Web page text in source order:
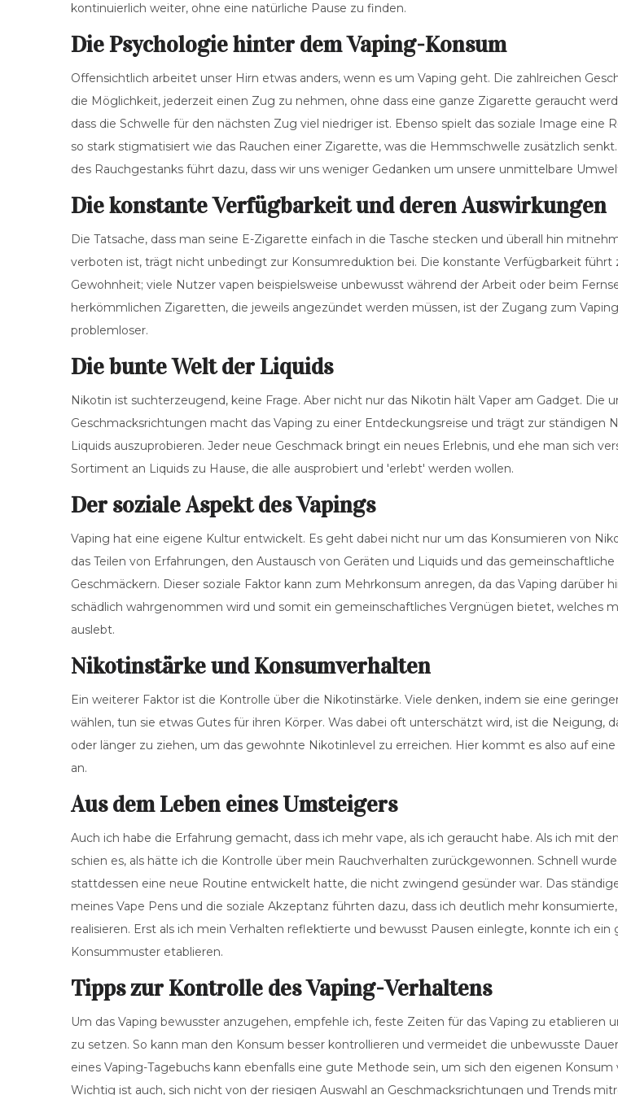
kontinuierlich weiter, ohne eine natürliche Pause zu finden.
Die Psychologie hinter dem Vaping-Konsum
Offensichtlich arbeitet unser Hirn etwas anders, wenn es um Vaping geht. Die zahlreichen
die Möglichkeit, jederzeit einen Zug zu nehmen, ohne dass eine ganze Zigarette geraucht
dass die Schwelle für den nächsten Zug viel niedriger ist. Ebenso spielt das soziale Image eine
so stark stigmatisiert wie das Rauchen einer Zigarette, was die Hemmschwelle zusätzlich
des Rauchgestanks führt dazu, dass wir uns weniger Gedanken um unsere unmittelbare
Die konstante Verfügbarkeit und deren Auswirkungen
Die Tatsache, dass man seine E-Zigarette einfach in die Tasche stecken und überall hin
verboten ist, trägt nicht unbedingt zur Konsumreduktion bei. Die konstante Verfügbarkeit führt
Gewohnheit; viele Nutzer vapen beispielsweise unbewusst während der Arbeit oder beim
herkömmlichen Zigaretten, die jeweils angezündet werden müssen, ist der Zugang zum
problemloser.
Die bunte Welt der Liquids
Nikotin ist suchterzeugend, keine Frage. Aber nicht nur das Nikotin hält Vaper am Gadget. Die
Geschmacksrichtungen macht das Vaping zu einer Entdeckungsreise und trägt zur ständigen
Liquids auszuprobieren. Jeder neue Geschmack bringt ein neues Erlebnis, und ehe man sich
Sortiment an Liquids zu Hause, die alle ausprobiert und 'erlebt' werden wollen.
Der soziale Aspekt des Vapings
Vaping hat eine eigene Kultur entwickelt. Es geht dabei nicht nur um das Konsumieren von
das Teilen von Erfahrungen, den Austausch von Geräten und Liquids und das
Geschmäckern. Dieser soziale Faktor kann zum Mehrkonsum anregen, da das Vaping darüber
schädlich wahrgenommen wird und somit ein gemeinschaftliches Vergnügen bietet, welches
auslebt.
Nikotinstärke und Konsumverhalten
Ein weiterer Faktor ist die Kontrolle über die Nikotinstärke. Viele denken, indem sie eine
wählen, tun sie etwas Gutes für ihren Körper. Was dabei oft unterschätzt wird, ist die Neigung,
oder länger zu ziehen, um das gewohnte Nikotinlevel zu erreichen. Hier kommt es also auf
an.
Aus dem Leben eines Umsteigers
Auch ich habe die Erfahrung gemacht, dass ich mehr vape, als ich geraucht habe. Als ich mit
schien es, als hätte ich die Kontrolle über mein Rauchverhalten zurückgewonnen. Schnell wurde
stattdessen eine neue Routine entwickelt hatte, die nicht zwingend gesünder war. Das
meines Vape Pens und die soziale Akzeptanz führten dazu, dass ich deutlich mehr
realisieren. Erst als ich mein Verhalten reflektierte und bewusst Pausen einlegte, konnte ich ein
Konsummuster etablieren.
Tipps zur Kontrolle des Vaping-Verhaltens
Um das Vaping bewusster anzugehen, empfehle ich, feste Zeiten für das Vaping zu etablieren
zu setzen. So kann man den Konsum besser kontrollieren und vermeidet die unbewusste
eines Vaping-Tagebuchs kann ebenfalls eine gute Methode sein, um sich den eigenen Konsum
Wichtig ist auch, sich nicht von der riesigen Auswahl an Geschmacksrichtungen und Trends